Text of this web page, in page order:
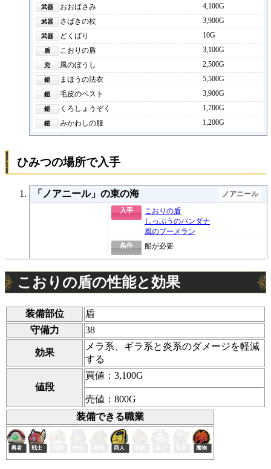
おおばさみ
4,100G
さばきの杖
3,900G
どくばり
10G
こおりの盾
3,100G
風のぼうし
2,500G
まほうの法衣
5,500G
毛皮のベスト
3,900G
くろしょうぞく
1,700G
みかわしの服
1,200G
ひみつの場所で入手
「ノアニール」の東の海 ノアニール
入手
こおりの盾
しっぷうのバンダナ
風のブーメラン
条件 船が必要
こおりの盾の性能と効果
装備部位
盾
守備力
38
効果
メラ系、ギラ系と炎系のダメージを軽減
する
値段
買値：3,100G
売値：800G
装備できる職業